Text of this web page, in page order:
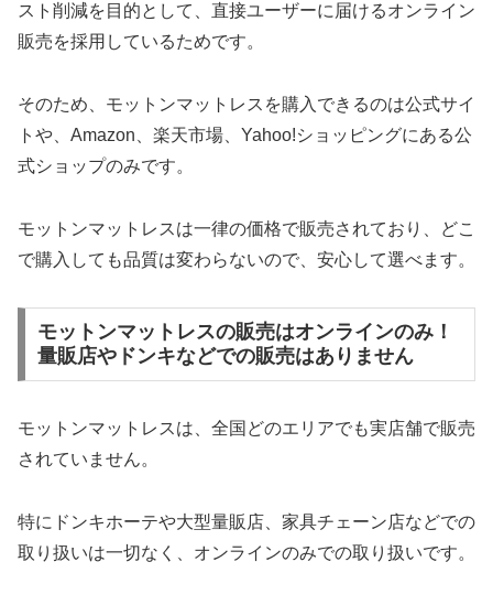
スト削減を目的として、直接ユーザーに届けるオンライン
販売を採用しているためです。
そのため、モットンマットレスを購入できるのは公式サイ
トや、Amazon、楽天市場、Yahoo!ショッピングにある公
式ショップのみです。
モットンマットレスは一律の価格で販売されており、どこ
で購入しても品質は変わらないので、安心して選べます。
モットンマットレスの販売はオンラインのみ！
量販店やドンキなどでの販売はありません
モットンマットレスは、全国どのエリアでも実店舗で販売
されていません。
特にドンキホーテや大型量販店、家具チェーン店などでの
取り扱いは一切なく、オンラインのみでの取り扱いです。